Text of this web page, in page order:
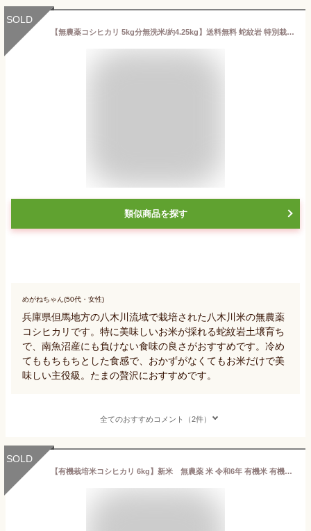
SOLD
【無農薬コシヒカリ 5kg分無洗米/約4.25kg】送料無料 蛇紋岩 特別栽培米 八木川米ケミフリ 2024 令和6年産 令和六年産 新米 こしひかり オーガニック 質 有機 肥料のみの お米 天日干し に近い乾燥 有機JAS 以上の拘り 低温保存 5キロ
類似商品を探す
めがねちゃん(50代・女性)
兵庫県但馬地方の八木川流域で栽培された八木川米の無農薬
コシヒカリです。特に美味しいお米が採れる蛇紋岩土壌育ち
で、南魚沼産にも負けない食味の良さがおすすめです。冷め
てももちもちとした食感で、おかずがなくてもお米だけで美
味しい主役級。たまの贅沢におすすめです。
全てのおすすめコメント（2件）
SOLD
【有機栽培米コシヒカリ 6kg】新米 無農薬 米 令和6年 有機米 有機栽培 オーガニック マクロビ 山形県産 送料無料 お米 米 ギフト 白米 玄米 ブランド米 6キロ 贈答 お歳暮 御歳暮 高級米